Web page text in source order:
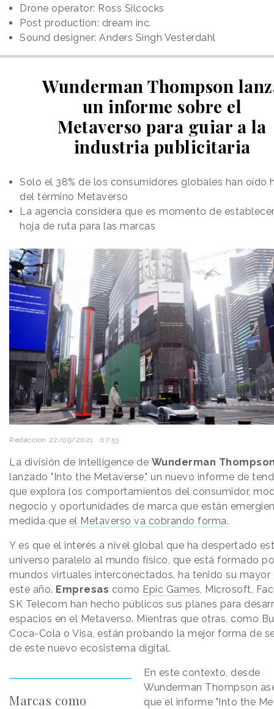
Drone operator: Ross Silcocks
Post production: dream inc.
Sound designer: Anders Singh Vesterdahl
Wunderman Thompson
un informe sobre el
Metaverso para guiar a la
industria publicitaria
Solo el 38% de los consumidores globales han oído
del término Metaverso
La agencia considera que es momento de
hoja de ruta para las marcas
Redacción 22/09/2021 · 07:53
La división de Intelligence de Wunderman
lanzado "Into the Metaverse," un nuevo informe de
que explora los comportamientos del consumidor,
negocio y oportunidades de marca que están
medida que el Metaverso va cobrando forma.
Y es que el interés a nivel global que ha despertado
universo paralelo al mundo físico, que está formado
mundos virtuales interconectados, ha tenido su mayor
este año. Empresas como Epic Games , Microsoft,
SK Telecom han hecho públicos sus planes para
espacios en el Metaverso. Mientras que otras, como
Coca-Cola o Visa, están probando la mejor forma de
de este nuevo ecosistema digital.
Marcas como
En este contexto, desde
Wunderman Thompson
que el informe "Into the